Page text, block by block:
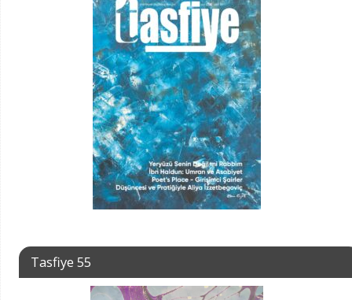
Tasfiye 55